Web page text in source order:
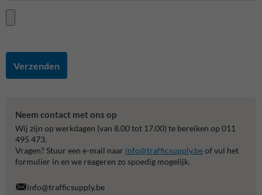
Verzenden
Neem contact met ons op
Wij zijn op werkdagen (van 8.00 tot 17.00) te bereiken op 011
495 473.
Vragen? Stuur een e-mail naar info@trafficsupply.beof vul het
formulier in en we reageren zo spoedig mogelijk.
info@trafficsupply.be